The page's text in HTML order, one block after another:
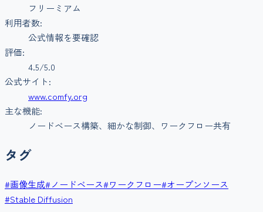
フリーミアム
利用者数:
公式情報を要確認
評価:
4.5/5.0
公式サイト:
www.comfy.org
主な機能:
ノードベース構築、細かな制御、ワークフロー共有
タグ
#画像生成#ノードベース#ワークフロー#オープンソース
#Stable Diffusion